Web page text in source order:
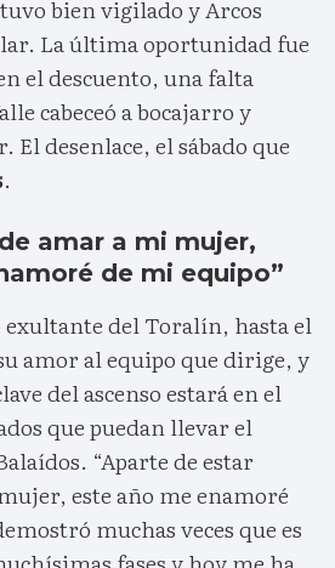
bien vigilado y Arcos
La última oportunidad fue
el descuento, una falta
cabeceó a bocajarro y
desenlace, el sábado que
.
amar a mi mujer,
de mi equipo”
del Toralín, hasta el
amor al equipo que dirige, y
del ascenso estará en el
que puedan llevar el
“Aparte de estar
este año me enamoré
muchas veces que es